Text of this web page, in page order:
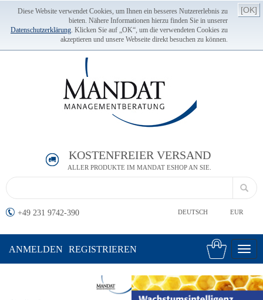
Diese Website verwendet Cookies, um Ihnen ein besseres Nutzererlebnis zu
bieten. Nähere Informationen hierzu finden Sie in unserer
Datenschutzerklärung. Klicken Sie auf „OK“, um die verwendeten Cookies zu
akzeptieren und unsere Webseite direkt besuchen zu können.
[OK]
KOSTENFREIER VERSAND
ALLER PRODUKTE IM MANDAT ESHOP AN SIE.
+49 231 9742-390 DEUTSCH EUR
ANMELDEN REGISTRIEREN